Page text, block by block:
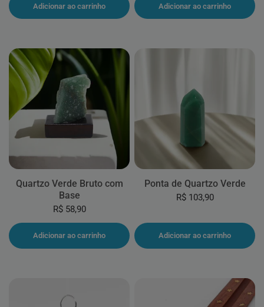
Adicionar ao carrinho Adicionar ao carrinho
Quartzo Verde Bruto com
Base
R$ 58,90
Adicionar ao carrinho
Ponta de Quartzo Verde
R$ 103,90
Adicionar ao carrinho